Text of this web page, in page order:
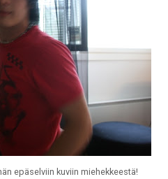
epäselviin kuviin miehekkeestä!